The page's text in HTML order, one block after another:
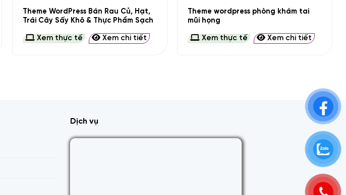
Theme WordPress Bán Rau Củ, Hạt,
Trái Cây Sấy Khô & Thực Phẩm Sạch
Xem thực tế Xem chi tiết
Theme wordpress phòng khám tai
mũi họng
Xem thực tế Xem chi tiết
Dịch vụ